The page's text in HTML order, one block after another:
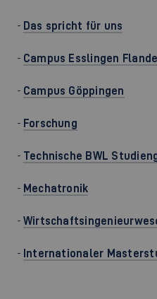
- Das spricht für uns
- Campus Esslingen
- Campus Göppingen
- Forschung
- Technische BWL
- Mechatronik
-
- Internationaler